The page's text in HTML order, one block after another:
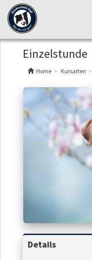
Einzelstunde
Home Kursarten
Details